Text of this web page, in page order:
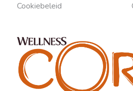
Cookiebeleid